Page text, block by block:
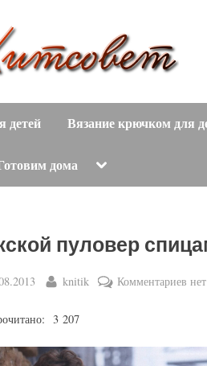
и
т
о
в
е
т
вязание
с
описанием
и
детей Вязание крючком для
дома Toggle
menu
пуловер
By
knitik Комментариев кнет
3 207